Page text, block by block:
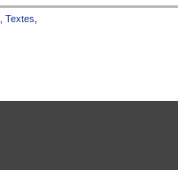
Textes